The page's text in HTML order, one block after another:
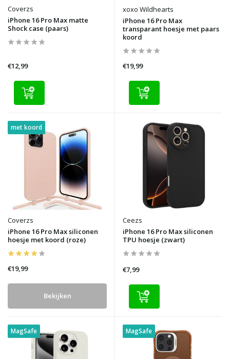
Coverzs
iPhone 16 Pro Max matte
Shock case (paars)
€12,99
xoxo Wildhearts
iPhone 16 Pro Max
transparant hoesje met paars
koord
€19,99
met koord
Coverzs
iPhone 16 Pro Max siliconen
hoesje met koord (roze)
€19,99
Bekijken
Ceezs
iPhone 16 Pro Max siliconen
TPU hoesje (zwart)
€7,99
MagSafe MagSafe